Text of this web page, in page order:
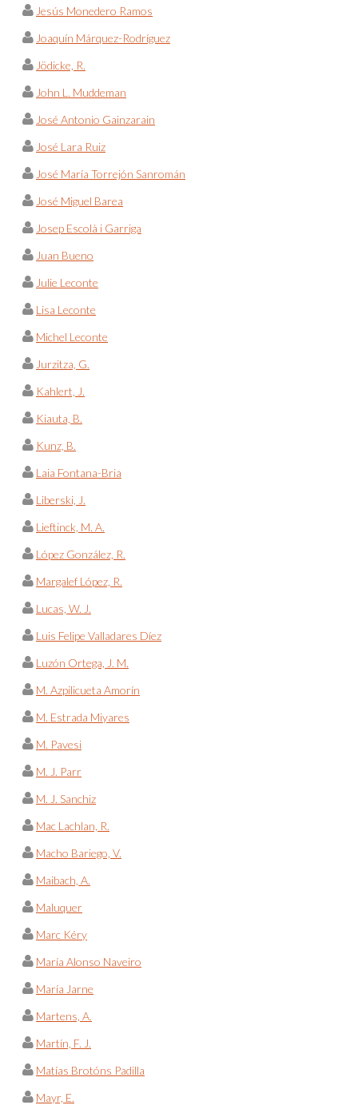
Jesús Monedero Ramos
Joaquín Márquez-Rodríguez
Jödicke, R.
John L. Muddeman
José Antonio Gainzarain
José Lara Ruiz
José María Torrejón Sanromán
José Miguel Barea
Josep Escolà i Garriga
Juan Bueno
Julie Leconte
Lisa Leconte
Michel Leconte
Jurzitza, G.
Kahlert, J.
Kiauta, B.
Kunz, B.
Laia Fontana-Bria
Liberski, J.
Lieftinck, M. A.
López González, R.
Margalef López, R.
Lucas, W. J.
Luis Felipe Valladares Díez
Luzón Ortega, J. M.
M. Azpilicueta Amorín
M. Estrada Miyares
M. Pavesi
M. J. Parr
M. J. Sanchiz
Mac Lachlan, R.
Macho Bariego, V.
Maibach, A.
Maluquer
Marc Kéry
María Alonso Naveiro
María Jarne
Martens, A.
Martín, F. J.
Matías Brotóns Padilla
Mayr, E.